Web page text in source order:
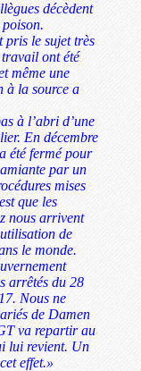
décèdent
pris le sujet très
ont été
même une
à la source a
à l’abri d’une
En décembre
été fermé pour
par un
mises
que les
nous arrivent
de
le monde.
arrêtés du 28
Nous ne
de Damen
va repartir au
lui revient. Un
effet.»